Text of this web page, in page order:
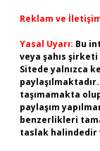
Reklam ve
Yasal Uyarı: Bu
veya şahıs
Sitede yalnızca
taşımamakta
paylaşım
benzerlikleri
taslak halindedir